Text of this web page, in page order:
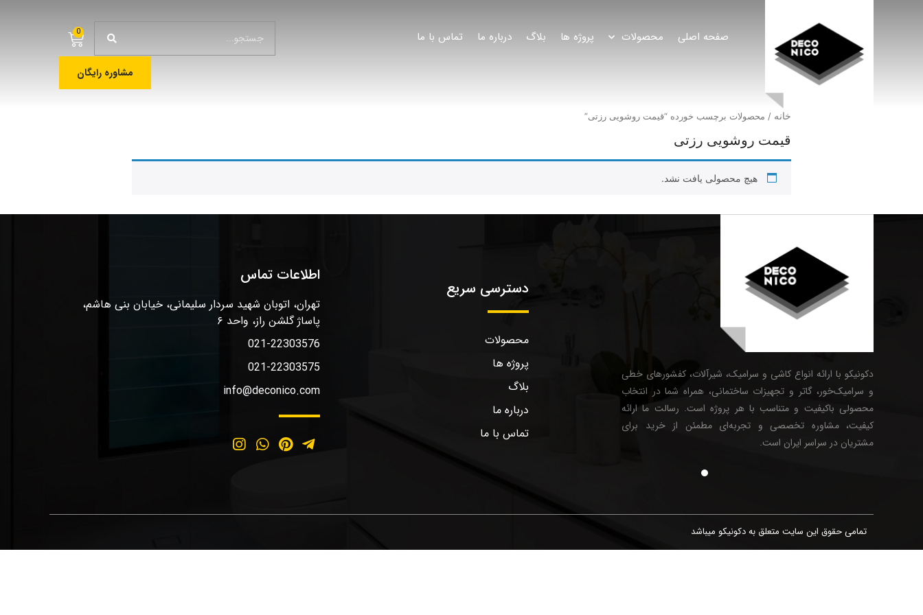
صفحه اصلی محصولات پروژه ها بلاگ درباره ما تماس با ما 0
مشاوره رایگان
خانه / محصولات برچسب خورده “قیمت روشویی رزتی”
قیمت روشویی رزتی
هیچ محصولی یافت نشد.
دکونیکو با ارائه انواع کاشی و سرامیک، شیرآلات، کفشورهای خطی
و سرامیک‌خور، گاتر و تجهیزات ساختمانی، همراه شما در انتخاب
محصولی باکیفیت و متناسب با هر پروژه است. رسالت ما ارائه
کیفیت، مشاوره تخصصی و تجربه‌ای مطمئن از خرید برای
مشتریان در سراسر ایران است.
دسترسی سریع
محصولات
پروژه ها
بلاگ
درباره ما
تماس با ما
اطلاعات تماس
تهران، اتوبان شهید سردار سلیمانی، خیابان بنی هاشم،
پاساژ گلشن راز، واحد ۶
021-22303576
021-22303575
info@deconico.com
تمامی حقوق این سایت متعلق به دکونیکو میباشد